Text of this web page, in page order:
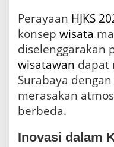
Perayaan HJKS
konsep wisata
diselenggarakan
wisatawan dapat
Surabaya
merasakan
berbeda.
Inovasi dalam